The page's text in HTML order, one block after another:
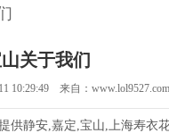
关于我们
10:29:49 来自：www.lol9527.com
供静安,嘉定,宝山,上海寿衣